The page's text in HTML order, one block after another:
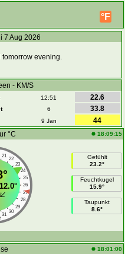
°F
7 Aug 2026
tomorrow evening.
- KM/S
12:51
22.6
6
33.8
9 Jan
44
°C
18:09:15
21
22
23
24
25
26
27
28
29
30
31
12.0°
Gefühlt
23.2°
Feuchtkugel
15.9°
Taupunkt
8.6°
18:01:00